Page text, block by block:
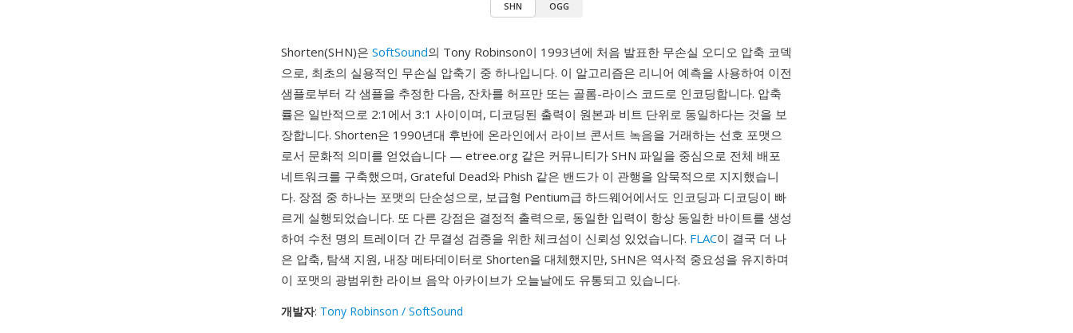
SHN OGG
Shorten(SHN)은 SoftSound의 Tony Robinson이 1993년에 처음 발표한 무손실 오디오 압축 코덱
으로, 최초의 실용적인 무손실 압축기 중 하나입니다. 이 알고리즘은 리니어 예측을 사용하여 이전
샘플로부터 각 샘플을 추정한 다음, 잔차를 허프만 또는 골롬-라이스 코드로 인코딩합니다. 압축
률은 일반적으로 2:1에서 3:1 사이이며, 디코딩된 출력이 원본과 비트 단위로 동일하다는 것을 보
장합니다. Shorten은 1990년대 후반에 온라인에서 라이브 콘서트 녹음을 거래하는 선호 포맷으
로서 문화적 의미를 얻었습니다 — etree.org 같은 커뮤니티가 SHN 파일을 중심으로 전체 배포
네트워크를 구축했으며, Grateful Dead와 Phish 같은 밴드가 이 관행을 암묵적으로 지지했습니
다. 장점 중 하나는 포맷의 단순성으로, 보급형 Pentium급 하드웨어에서도 인코딩과 디코딩이 빠
르게 실행되었습니다. 또 다른 강점은 결정적 출력으로, 동일한 입력이 항상 동일한 바이트를 생성
하여 수천 명의 트레이더 간 무결성 검증을 위한 체크섬이 신뢰성 있었습니다. FLAC이 결국 더 나
은 압축, 탐색 지원, 내장 메타데이터로 Shorten을 대체했지만, SHN은 역사적 중요성을 유지하며
이 포맷의 광범위한 라이브 음악 아카이브가 오늘날에도 유통되고 있습니다.
개발자: Tony Robinson / SoftSound